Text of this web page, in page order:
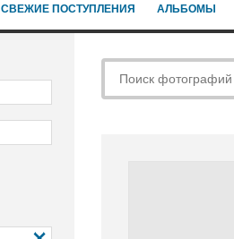
СВЕЖИЕ ПОСТУПЛЕНИЯ АЛЬБОМЫ